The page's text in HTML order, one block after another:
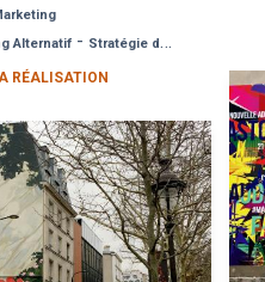
sa fragrance La
Robe...
Alternatif - Stratégie de Différenciation
RÉALISATION